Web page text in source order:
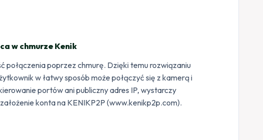
w chmurze Kenik
połączenia poprzez chmurę. Dzięki temu rozwiązaniu
w łatwy sposób może połączyć się z kamerą i
portów ani publiczny adres IP, wystarczy
konta na KENIKP2P (www.kenikp2p.com).